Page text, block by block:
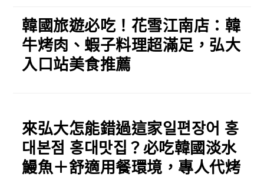
韓國旅遊必吃！花雪江南店：韓
牛烤肉、蝦子料理超滿足，弘大
入口站美食推薦
來弘大怎能錯過這家일편장어 홍
대본점 홍대맛집？必吃韓國淡水
鰻魚＋舒適用餐環境，專人代烤